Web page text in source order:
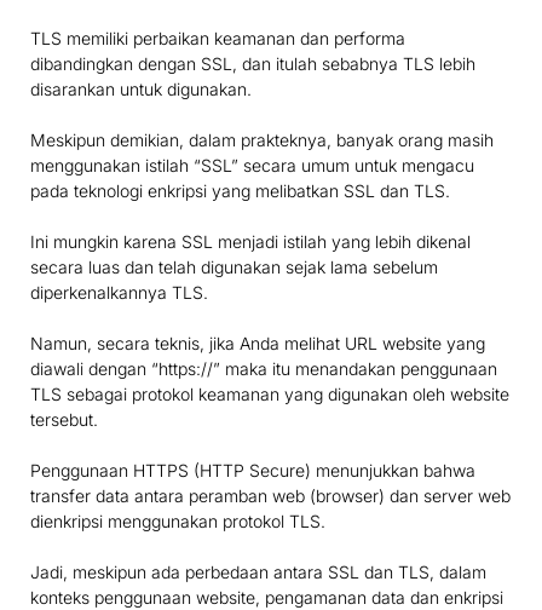
TLS memiliki perbaikan keamanan dan performa
dibandingkan dengan SSL, dan itulah sebabnya TLS lebih
disarankan untuk digunakan.
Meskipun demikian, dalam prakteknya, banyak orang masih
menggunakan istilah “SSL” secara umum untuk mengacu
pada teknologi enkripsi yang melibatkan SSL dan TLS.
Ini mungkin karena SSL menjadi istilah yang lebih dikenal
secara luas dan telah digunakan sejak lama sebelum
diperkenalkannya TLS.
Namun, secara teknis, jika Anda melihat URL website yang
diawali dengan “https://” maka itu menandakan penggunaan
TLS sebagai protokol keamanan yang digunakan oleh website
tersebut.
Penggunaan HTTPS (HTTP Secure) menunjukkan bahwa
transfer data antara peramban web (browser) dan server web
dienkripsi menggunakan protokol TLS.
Jadi, meskipun ada perbedaan antara SSL dan TLS, dalam
konteks penggunaan website, pengamanan data dan enkripsi